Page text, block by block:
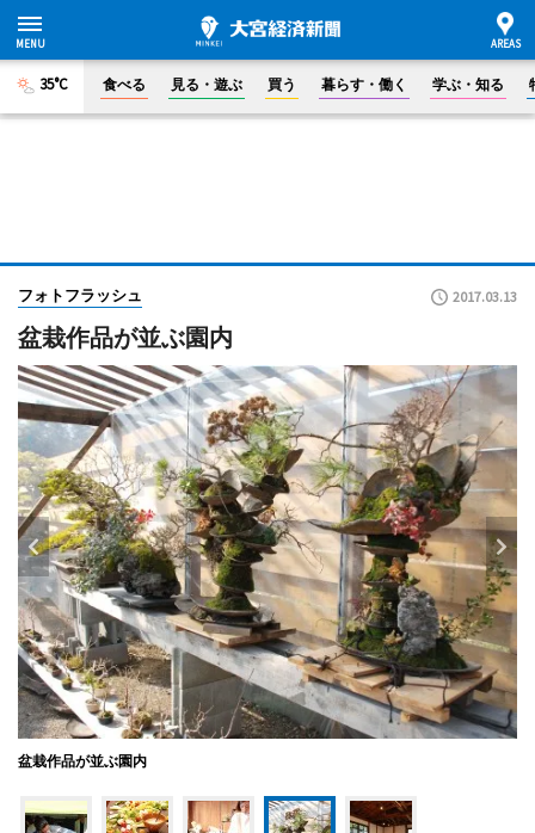
35°C 食べる 見る・遊ぶ 買う 暮らす・働く 学ぶ・知る
フォトフラッシュ 2017.03.13
盆栽作品が並ぶ園内
盆栽作品が並ぶ園内